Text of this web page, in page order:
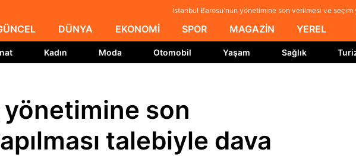
İstanbul Barosu'nun yönetimine son verilmesi ve seçim
DÜNYA EKONOMİ SPOR MAGAZİN YEREL
Kadın Moda Otomobil Yaşam Sağlık
son
talebiyle dava